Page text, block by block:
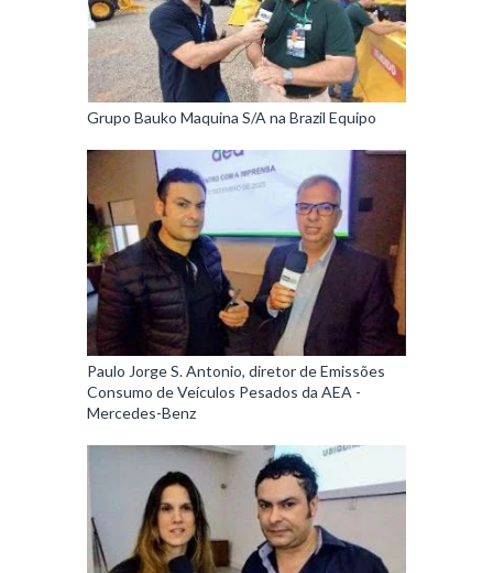
Grupo Bauko Maquina S/A na Brazil Equipo
Paulo Jorge S. Antonio, diretor de Emissões
Consumo de Veículos Pesados da AEA -
Mercedes-Benz